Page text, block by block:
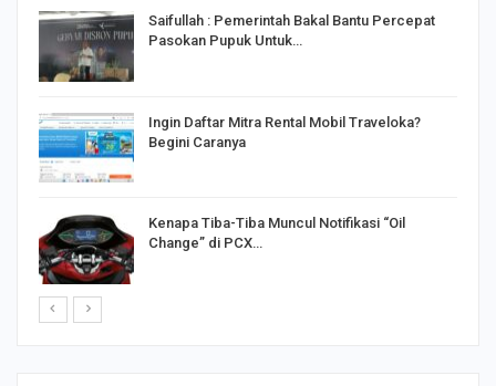
Saifullah : Pemerintah Bakal Bantu Percepat
Pasokan Pupuk Untuk…
Ingin Daftar Mitra Rental Mobil Traveloka?
Begini Caranya
Kenapa Tiba-Tiba Muncul Notifikasi “Oil
Change” di PCX…